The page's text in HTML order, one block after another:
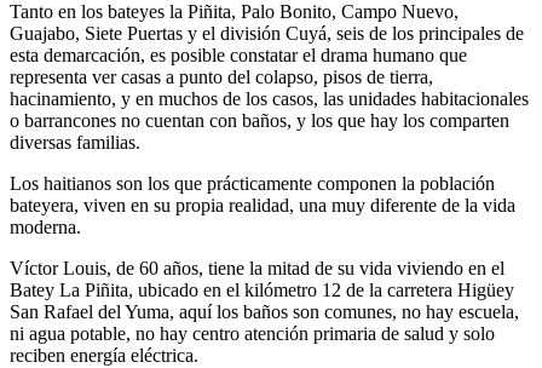
Tanto en los bateyes la Piñita, Palo Bonito, Campo Nuevo,
Guajabo, Siete Puertas y el división Cuyá, seis de los principales de
esta demarcación, es posible constatar el drama humano que
representa ver casas a punto del colapso, pisos de tierra,
hacinamiento, y en muchos de los casos, las unidades habitacionales
o barrancones no cuentan con baños, y los que hay los comparten
diversas familias.
Los haitianos son los que prácticamente componen la población
bateyera, viven en su propia realidad, una muy diferente de la vida
moderna.
Víctor Louis, de 60 años, tiene la mitad de su vida viviendo en el
Batey La Piñita, ubicado en el kilómetro 12 de la carretera Higüey
San Rafael del Yuma, aquí los baños son comunes, no hay escuela,
ni agua potable, no hay centro atención primaria de salud y solo
reciben energía eléctrica.